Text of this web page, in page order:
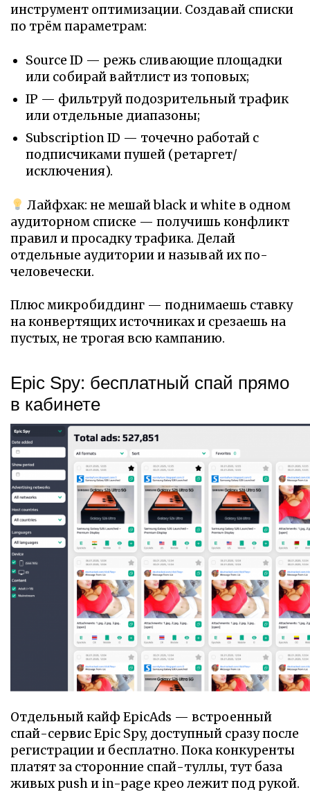
инструмент оптимизации. Создавай списки
по трём параметрам:
Source ID — режь сливающие площадки
или собирай вайтлист из топовых;
IP — фильтруй подозрительный трафик
или отдельные диапазоны;
Subscription ID — точечно работай с
подписчиками пушей (ретаргет/
исключения).
Лайфхак: не мешай black и white в одном
аудиторном списке — получишь конфликт
правил и просадку трафика. Делай
отдельные аудитории и называй их по-
человечески.
Плюс микробиддинг — поднимаешь ставку
на конвертящих источниках и срезаешь на
пустых, не трогая всю кампанию.
Epic Spy: бесплатный спай прямо
в кабинете
Отдельный кайф EpicAds — встроенный
спай-сервис Epic Spy, доступный сразу после
регистрации и бесплатно. Пока конкуренты
платят за сторонние спай-туллы, тут база
живых push и in-page крео лежит под рукой.